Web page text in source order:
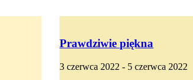
Prawdziwie piękna
3 czerwca 2022 - 5 czerwca 2022